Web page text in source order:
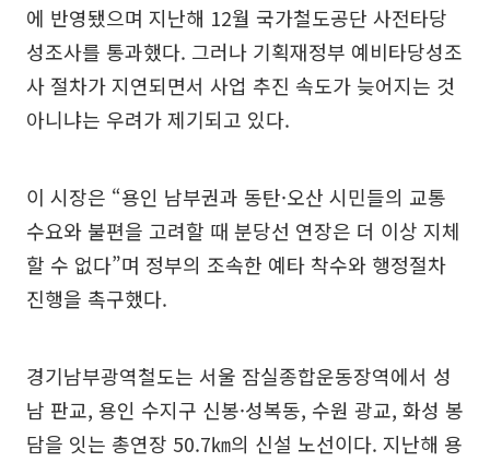
에 반영됐으며 지난해 12월 국가철도공단 사전타당
성조사를 통과했다. 그러나 기획재정부 예비타당성조
사 절차가 지연되면서 사업 추진 속도가 늦어지는 것
아니냐는 우려가 제기되고 있다.
이 시장은 “용인 남부권과 동탄·오산 시민들의 교통
수요와 불편을 고려할 때 분당선 연장은 더 이상 지체
할 수 없다”며 정부의 조속한 예타 착수와 행정절차
진행을 촉구했다.
경기남부광역철도는 서울 잠실종합운동장역에서 성
남 판교, 용인 수지구 신봉·성복동, 수원 광교, 화성 봉
담을 잇는 총연장 50.7㎞의 신설 노선이다. 지난해 용